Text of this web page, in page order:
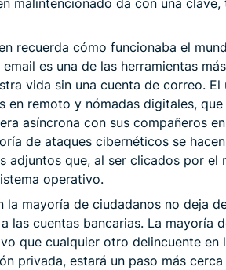
malintencionado da con una clave,
recuerda cómo funcionaba el
es una de las herramientas
vida sin una cuenta de correo. El
en remoto y nómadas digitales, que
asíncrona con sus compañeros
de ataques cibernéticos se
adjuntos que, al ser clicados por el
operativo.
mayoría de ciudadanos no deja
las cuentas bancarias. La mayoría
que cualquier otro delincuente en
privada, estará un paso más